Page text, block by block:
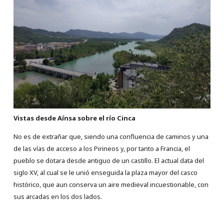
Vistas desde Aínsa sobre el río Cinca
No es de extrañar que, siendo una confluencia de caminos y una
de las vías de acceso a los Pirineos y, por tanto a Francia, el
pueblo se dotara desde antiguo de un castillo. El actual data del
siglo XV, al cual se le unió enseguida la plaza mayor del casco
histórico, que aun conserva un aire medieval incuestionable, con
sus arcadas en los dos lados.